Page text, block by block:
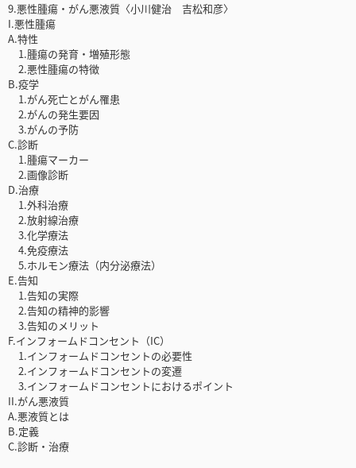
9.悪性腫瘍・がん悪液質〈小川健治 吉松和彦〉
I.悪性腫瘍
A.特性
1.腫瘍の発育・増殖形態
2.悪性腫瘍の特徴
B.疫学
1.がん死亡とがん罹患
2.がんの発生要因
3.がんの予防
C.診断
1.腫瘍マーカー
2.画像診断
D.治療
1.外科治療
2.放射線治療
3.化学療法
4.免疫療法
5.ホルモン療法（内分泌療法）
E.告知
1.告知の実際
2.告知の精神的影響
3.告知のメリット
F.インフォームドコンセント（IC）
1.インフォームドコンセントの必要性
2.インフォームドコンセントの変遷
3.インフォームドコンセントにおけるポイント
II.がん悪液質
A.悪液質とは
B.定義
C.診断・治療